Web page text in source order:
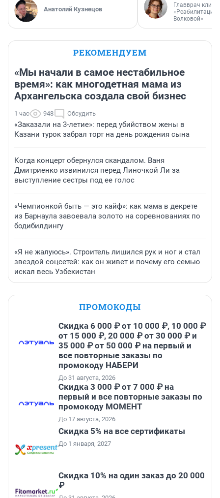
Анатолий Кузнецов
Главврач
«Реабилитация
Волковой»
РЕКОМЕНДУЕМ
«Мы начали в самое нестабильное
время»: как многодетная мама из
Архангельска создала свой бизнес
1 час 948 Обсудить
«Заказали на 3-летие»: перед убийством жены в
Казани турок забрал торт на день рождения сына
Когда концерт обернулся скандалом. Ваня
Дмитриенко извинился перед Линочкой Ли за
выступление сестры под ее голос
«Чемпионкой быть — это кайф»: как мама в декрете
из Барнаула завоевала золото на соревнованиях по
бодибилдингу
«Я не жалуюсь». Строитель лишился рук и ног и стал
звездой соцсетей: как он живет и почему его семью
искал весь Узбекистан
ПРОМОКОДЫ
Скидка 6 000 ₽ от 10 000 ₽, 10 000 ₽
от 15 000 ₽, 20 000 ₽ от 30 000 ₽ и
35 000 ₽ от 50 000 ₽ на первый и
все повторные заказы по
промокоду НАБЕРИ
До 31 августа, 2026
Скидка 3 000 ₽ от 7 000 ₽ на
первый и все повторные заказы по
промокоду МОМЕНТ
До 17 августа, 2026
Скидка 5% на все сертификаты
До 1 января, 2027
Скидка 10% на один заказ до 20 000
₽